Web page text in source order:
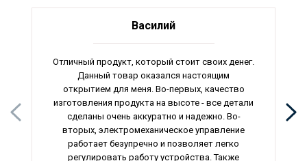
Василий
Отличный продукт, который стоит своих денег.
Данный товар оказался настоящим
открытием для меня. Во-первых, качество
изготовления продукта на высоте - все детали
сделаны очень аккуратно и надежно. Во-
вторых, электромеханическое управление
работает безупречно и позволяет легко
регулировать работу устройства. Также